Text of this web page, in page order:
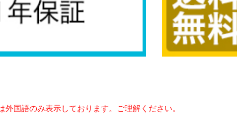
国語のみ表示しております。ご理解ください。